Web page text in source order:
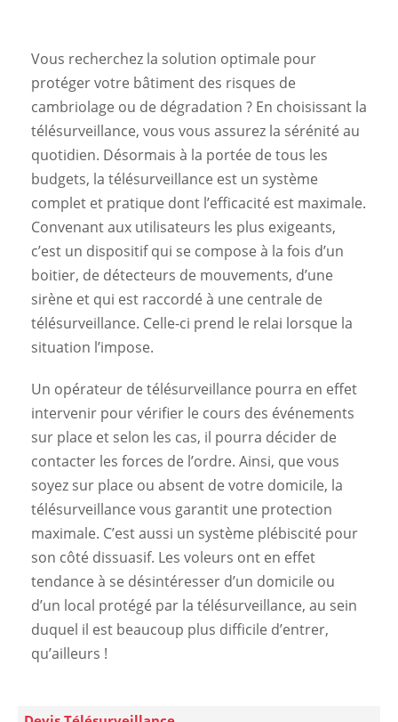
Vous recherchez la solution optimale pour
protéger votre bâtiment des risques de
cambriolage ou de dégradation ? En choisissant la
télésurveillance, vous vous assurez la sérénité au
quotidien. Désormais à la portée de tous les
budgets, la télésurveillance est un système
complet et pratique dont l’efficacité est maximale.
Convenant aux utilisateurs les plus exigeants,
c’est un dispositif qui se compose à la fois d’un
boitier, de détecteurs de mouvements, d’une
sirène et qui est raccordé à une centrale de
télésurveillance. Celle-ci prend le relai lorsque la
situation l’impose.
Un opérateur de télésurveillance pourra en effet
intervenir pour vérifier le cours des événements
sur place et selon les cas, il pourra décider de
contacter les forces de l’ordre. Ainsi, que vous
soyez sur place ou absent de votre domicile, la
télésurveillance vous garantit une protection
maximale. C’est aussi un système plébiscité pour
son côté dissuasif. Les voleurs ont en effet
tendance à se désintéresser d’un domicile ou
d’un local protégé par la télésurveillance, au sein
duquel il est beaucoup plus difficile d’entrer,
qu’ailleurs !